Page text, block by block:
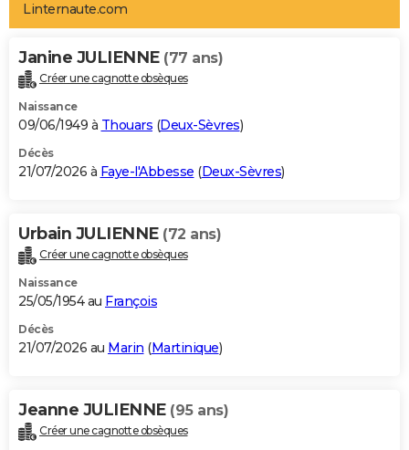
Art de vivre
Bien-être
Loisirs
Mode
Modes de vie
Alimentation
Guide de la santé
Maladies
Médicaments
Sommeil
VOYAGE
Destinations
City break
Voyage nature
Voyage de noces
Forum
Climat
+PHOTO
GUIDES D'ACHAT
BONS PLANS
Carte de Noël
Carte Bonne année
Carte Saint-Valentin
Carte Pâques
Carte d'anniversaire
DICTIONNAIRE
Dictionnaire
Biographies
Citations
Expressions
Proverbes
PROGRAMME TV
S'inscrire
Se connecter
Lycées
Collèges
Primaires
Universités
Entreprises
Service militaire
Avis de recherche
AVIS DE DÉCÈS
Bricolage
Lifestyle
Culture
Sport
Auto
Television
Voyage
Cinema
Linternaute.com
Janine JULIENNE (77 ans)
Créer une cagnotte obsèques
Naissance
09/06/1949 à Thouars (Deux-Sèvres)
Décès
21/07/2026 à Faye-l'Abbesse (Deux-Sèvres)
Urbain JULIENNE (72 ans)
Créer une cagnotte obsèques
Naissance
25/05/1954 au François
Décès
21/07/2026 au Marin (Martinique)
Jeanne JULIENNE (95 ans)
Créer une cagnotte obsèques